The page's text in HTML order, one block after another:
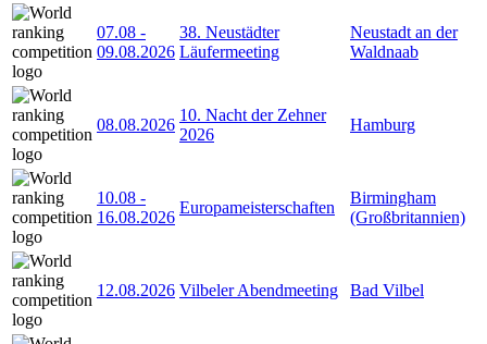
07.08 -
09.08.2026
38. Neustädter
Läufermeeting
Neustadt an der
Waldnaab
08.08.2026
10. Nacht der Zehner
2026
Hamburg
10.08 -
16.08.2026
Europameisterschaften
Birmingham
(Großbritannien)
12.08.2026 Vilbeler Abendmeeting Bad Vilbel